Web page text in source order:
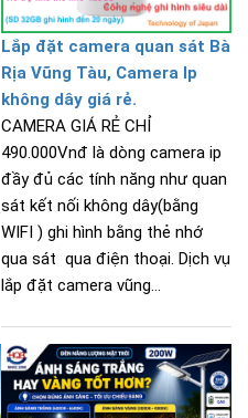
Lắp đặt camera quan sát Bà
Rịa Vũng Tàu, Camera Ip
không dây giá rẻ.
CAMERA GIÁ RẺ CHỈ
490.000Vnđ là dòng camera ip
đầy đủ các tính năng như quan
sát kết nối không dây(bằng
WIFI ) ghi hình bằng thẻ nhớ
qua sát qua điện thoại. Dịch vụ
lắp đặt camera vũng...